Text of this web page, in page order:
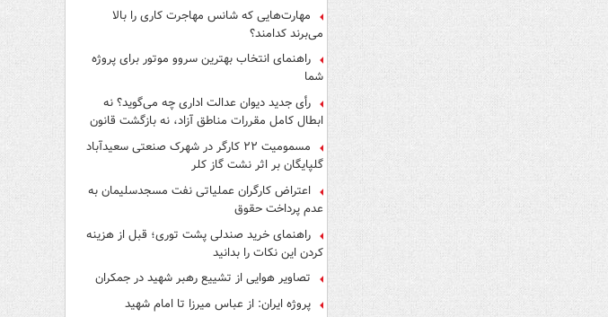
مهارت‌هایی که شانس مهاجرت کاری را بالا
می‌برند کدامند؟
راهنمای انتخاب بهترین سروو موتور برای پروژه
شما
رأی جدید دیوان عدالت اداری چه می‌گوید؟ نه
ابطال کامل مقررات مناطق آزاد، نه بازگشت قانون
مسمومیت ۲۲ کارگر در شهرک صنعتی سعیدآباد
گلپایگان بر اثر نشت گاز کلر
اعتراض کارگران عملیاتی نفت مسجدسلیمان به
عدم پرداخت حقوق
راهنمای خرید صندلی پشت توری؛ قبل از هزینه
کردن این نکات را بدانید
تصاویر هوایی از تشییع رهبر شهید در جمکران
پروژه ایران: از عباس میرزا تا امام شهید